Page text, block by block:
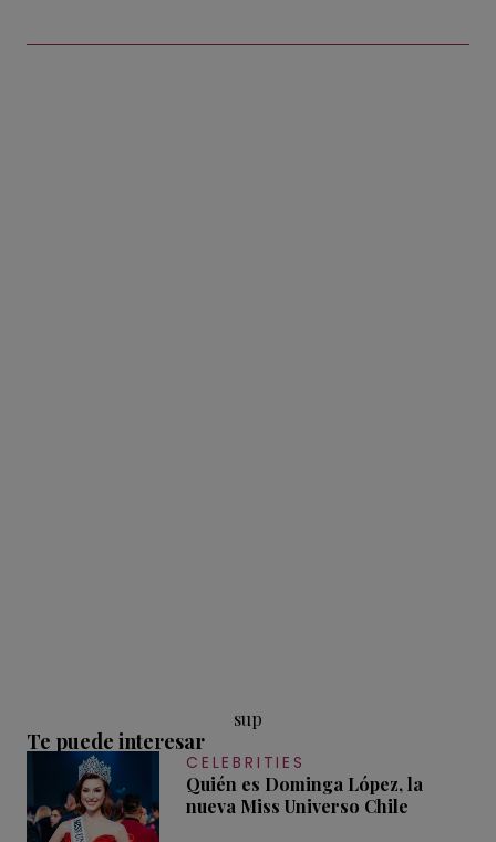
sup
Te puede interesar
CELEBRITIES
Quién es Dominga López, la
nueva Miss Universo Chile